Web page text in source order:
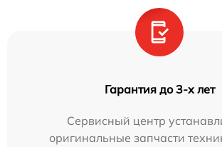
Гарантия до 3-х лет
Сервисный центр
оригинальные запчасти